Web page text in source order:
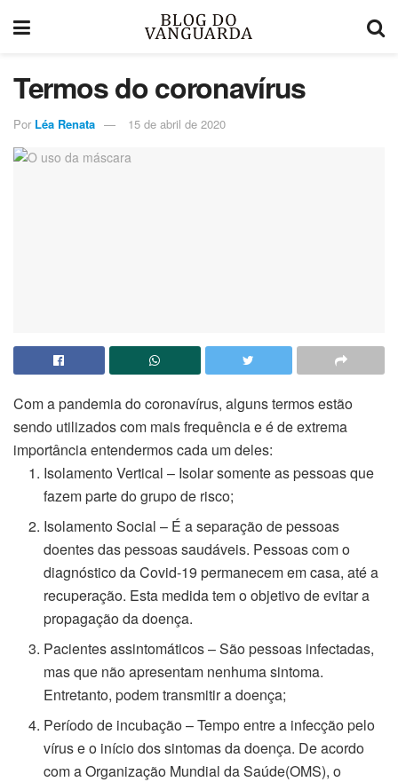
Termos do coronavírus
Por Léa Renata 15 de abril de 2020
Com a pandemia do coronavírus, alguns termos estão
sendo utilizados com mais frequência e é de extrema
importância entendermos cada um deles:
Isolamento Vertical – Isolar somente as pessoas que
fazem parte do grupo de risco;
Isolamento Social – É a separação de pessoas
doentes das pessoas saudáveis. Pessoas com o
diagnóstico da Covid-19 permanecem em casa, até a
recuperação. Esta medida tem o objetivo de evitar a
propagação da doença.
Pacientes assintomáticos – São pessoas infectadas,
mas que não apresentam nenhuma sintoma.
Entretanto, podem transmitir a doença;
Período de incubação – Tempo entre a infecção pelo
vírus e o início dos sintomas da doença. De acordo
com a Organização Mundial da Saúde(OMS), o